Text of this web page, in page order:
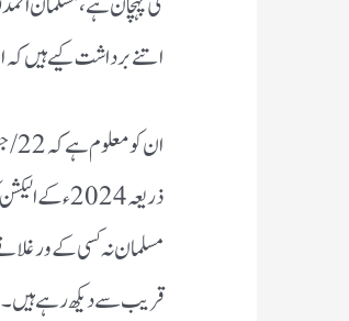
اتنے برداشت کیے ہیں
ذریعہ
مسلمان نہ کسی کے
قریب سے دیکھ رہے ہیں ۔